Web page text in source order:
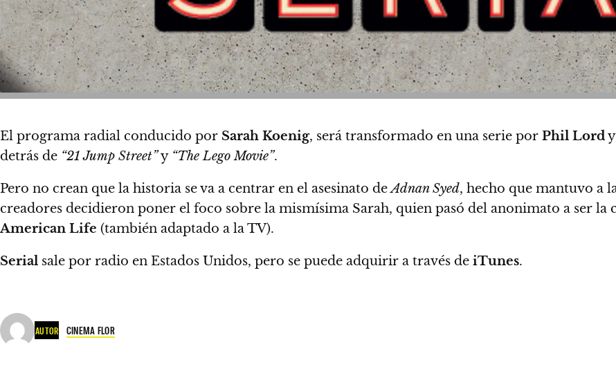
El programa radial conducido por Sarah Koenig, será transformado en una serie por Phil Lordy
detrás de “21 Jump Street”y “The Lego Movie”.
Pero no crean que la historia se va a centrar en el asesinato deAdnan Syed, hecho que mantuvo a
creadores decidieron poner el foco sobre la mismísima Sarah, quien pasó del anonimato a ser
American Life (también adaptado a la TV).
Serial sale por radio en Estados Unidos, pero se puede adquirir a través de iTunes.
AUTOR CINEMA FLOR